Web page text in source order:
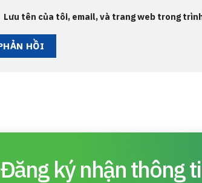
Lưu tên của tôi, email, và trang web trong
Đăng ký nhận thông